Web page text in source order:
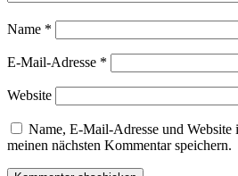
Name *
E-Mail-Adresse *
Website
Name, E-Mail-Adresse und Website
meinen nächsten Kommentar speichern.